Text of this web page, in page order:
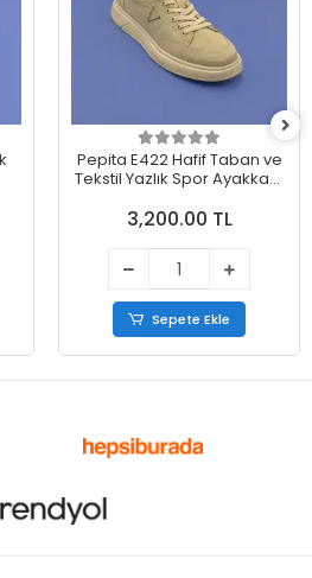
Pepita E422 Hafif Taban ve
Tekstil Yazlık Spor Ayakkabı
3,200.00 TL
Sepete Ekle